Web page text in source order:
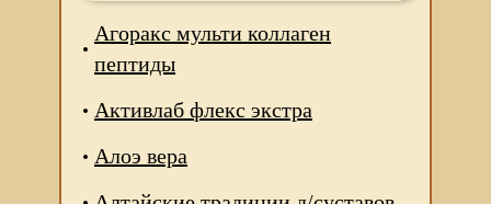
Агоракс мульти коллаген
пептиды
Активлаб флекс экстра
Алоэ вера